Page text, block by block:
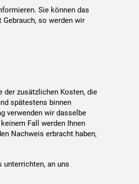
Sie können das
so werden wir
der zusätzlichen Kosten, die
spätestens binnen
verwenden wir dasselbe
Fall werden Ihnen
Nachweis erbracht haben,
unterrichten, an uns